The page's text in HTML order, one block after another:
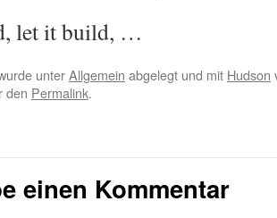
let it build, …
unterAllgemein abgelegt und mit Hudson
den Permalink.
einen Kommentar